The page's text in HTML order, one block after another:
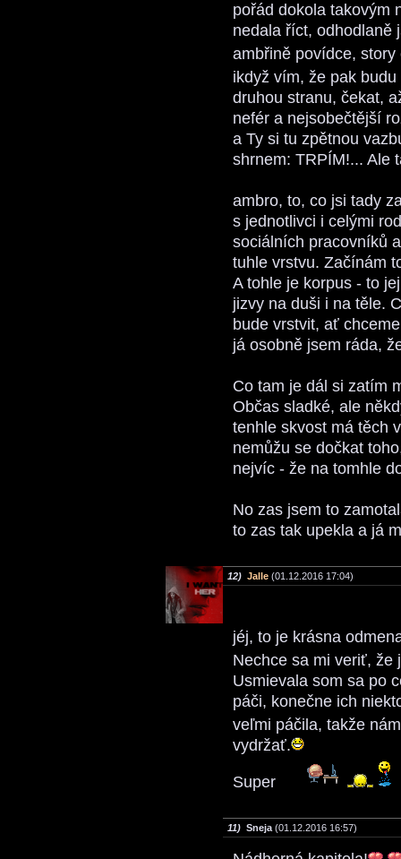
pořád dokola takovým
nedala říct, odhodlaně
ambřině povídce,
ikdyž vím, že pak
druhou stranu, čekat,
nefér a nejsobečtější
a Ty si tu zpětnou
shrnem: TRPÍM!... Ale
ambro, to, co jsi tady
s jednotlivci i celými
sociálních pracovníků
tuhle vrstvu. Začínám
A tohle je korpus - to
jizvy na duši i na těle.
bude vrstvit, ať
já osobně jsem ráda,
Co tam je dál si zatím
Občas sladké, ale
tenhle skvost má těch
nemůžu se dočkat
nejvíc - že na tomhle
No zas jsem to
to zas tak upekla a já
12) Jalle (01.12.2016 17:04)
jéj, to je krásna
Nechce sa mi veriť, že
Usmievala som sa po
páči, konečne ich
veľmi páčila, takže
vydržať.
Super
11) Sneja (01.12.2016 16:57)